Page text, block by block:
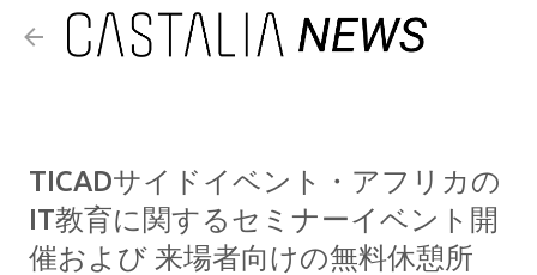
スキップしてメイン コンテンツに移動
TICADサイドイベント・アフリカの
IT教育に関するセミナーイベント開
催および 来場者向けの無料休憩所